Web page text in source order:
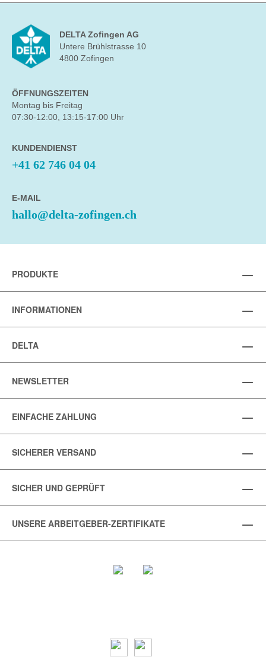
DELTA Zofingen AG
Untere Brühlstrasse 10
4800 Zofingen
ÖFFNUNGSZEITEN
Montag bis Freitag
07:30-12:00, 13:15-17:00 Uhr
KUNDENDIENST
+41 62 746 04 04
E-MAIL
hallo@delta-zofingen.ch
PRODUKTE
INFORMATIONEN
DELTA
NEWSLETTER
EINFACHE ZAHLUNG
SICHERER VERSAND
SICHER UND GEPRÜFT
UNSERE ARBEITGEBER-ZERTIFIKATE